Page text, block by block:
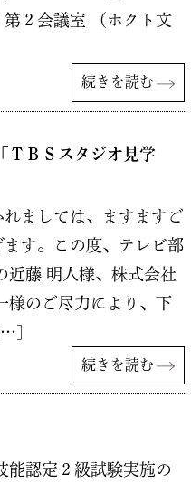
２会議室 （ホクト文
続きを読む
ＴＢＳスタジオ見学
ましては、ますますご
す。この度、テレビ部
藤 明人様、株式会社
様のご尽力により、下
続きを読む
能認定２級試験実施の